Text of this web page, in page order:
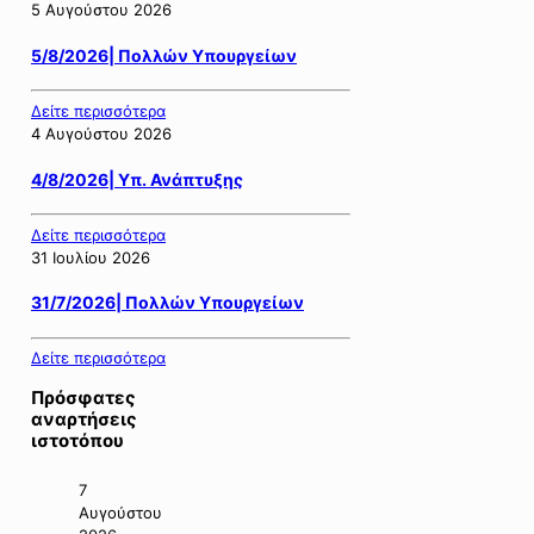
5 Αυγούστου 2026
5/8/2026| Πολλών Υπουργείων
Δείτε περισσότερα
4 Αυγούστου 2026
4/8/2026| Υπ. Ανάπτυξης
Δείτε περισσότερα
31 Ιουλίου 2026
31/7/2026| Πολλών Υπουργείων
Δείτε περισσότερα
Πρόσφατες
αναρτήσεις
ιστοτόπου
7
Αυγούστου